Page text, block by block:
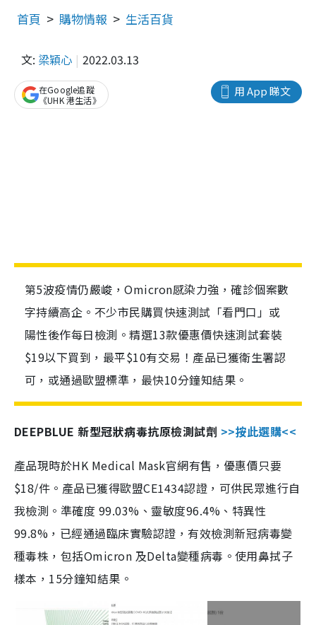
首頁 購物情報 生活百貨
文: 梁穎心 2022.03.13
用 App 睇文
在Google追蹤
《UHK 港生活》
第5波疫情仍嚴峻，Omicron感染力強，確診個案數
字持續高企。不少市民購買快速測試「看門口」或
陽性後作每日檢測。精選13款優惠價快速測試套裝
$19以下買到，最平$10有交易！產品已獲衛生署認
可，或通過歐盟標準，最快10分鐘知結果。
DEEPBLUE 新型冠狀病毒抗原檢測試劑 >>按此選購<<
產品現時於HK Medical Mask官網有售，優惠價只要
$18/件。產品已獲得歐盟CE1434認證，可供民眾進行自
我檢測。準確度 99.03%、靈敏度96.4%、特異性
99.8%，已經通過臨床實驗認證，有效檢測新冠病毒變
種毒株，包括Omicron 及Delta變種病毒。使用鼻拭子
樣本，15分鐘知結果。